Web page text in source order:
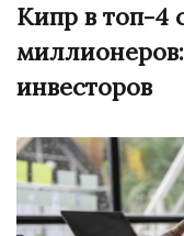
Кипр в топ-4
инвесторов